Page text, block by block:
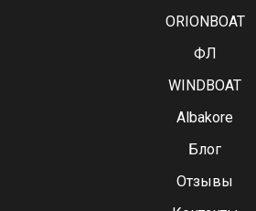
ORIONBOAT
ФЛ
WINDBOAT
Albakore
Блог
Отзывы